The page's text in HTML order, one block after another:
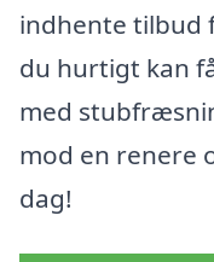
indhente tilbud
du hurtigt kan
med
mod en renere
dag!